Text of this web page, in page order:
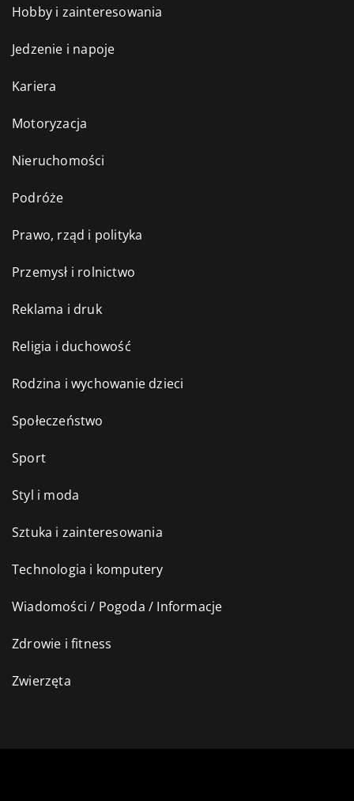
Hobby i zainteresowania
Jedzenie i napoje
Kariera
Motoryzacja
Nieruchomości
Podróże
Prawo, rząd i polityka
Przemysł i rolnictwo
Reklama i druk
Religia i duchowość
Rodzina i wychowanie dzieci
Społeczeństwo
Sport
Styl i moda
Sztuka i zainteresowania
Technologia i komputery
Wiadomości / Pogoda / Informacje
Zdrowie i fitness
Zwierzęta